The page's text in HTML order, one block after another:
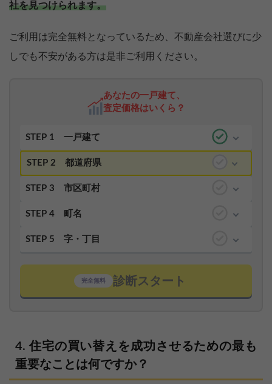
社を見つけられます。
ご利用は完全無料となっているため、不動産会社選びに少
しでも不安がある方は是非ご利用ください。
あなたの一戸建て、
査定価格はいくら？
STEP 1 一戸建て
STEP 2 都道府県
STEP 3 市区町村
STEP 4 町名
STEP 5 字・丁目
完全無料 診断スタート
住宅の買い替えを成功させるための最も
重要なことは何ですか？